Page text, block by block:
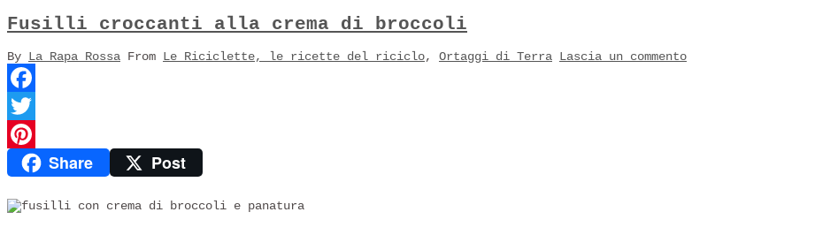
Fusilli croccanti alla crema di broccoli
By La Rapa Rossa From Le Riciclette, le ricette del riciclo, Ortaggi di Terra Lascia un commento
Facebook
Twitter
PinterestShare Post